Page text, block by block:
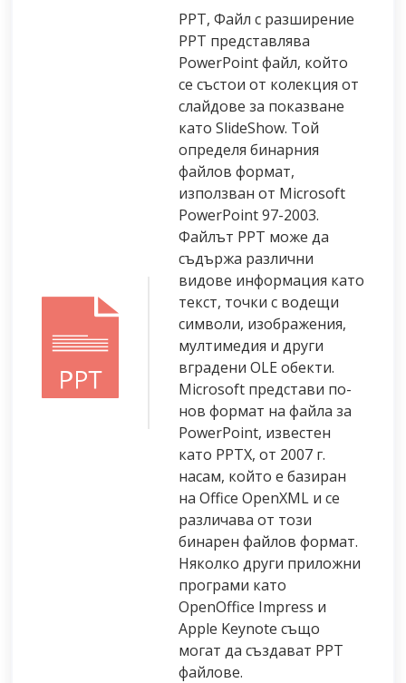
PPT, Файл с разширение
PPT представлява
PowerPoint файл, който
се състои от колекция от
слайдове за показване
като SlideShow. Той
определя бинарния
файлов формат,
използван от Microsoft
PowerPoint 97-2003.
Файлът PPT може да
съдържа различни
видове информация като
текст, точки с водещи
символи, изображения,
мултимедия и други
вградени OLE обекти.
Microsoft представи по-
нов формат на файла за
PowerPoint, известен
като PPTX, от 2007 г.
насам, който е базиран
на Office OpenXML и се
различава от този
бинарен файлов формат.
Няколко други приложни
програми като
OpenOffice Impress и
Apple Keynote също
могат да създават PPT
файлове.